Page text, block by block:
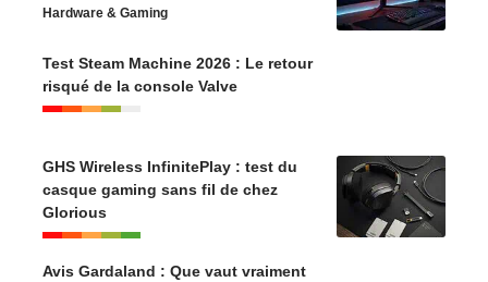
Hardware & Gaming
Test Steam Machine 2026 : Le retour
risqué de la console Valve
GHS Wireless InfinitePlay : test du
casque gaming sans fil de chez
Glorious
Avis Gardaland : Que vaut vraiment